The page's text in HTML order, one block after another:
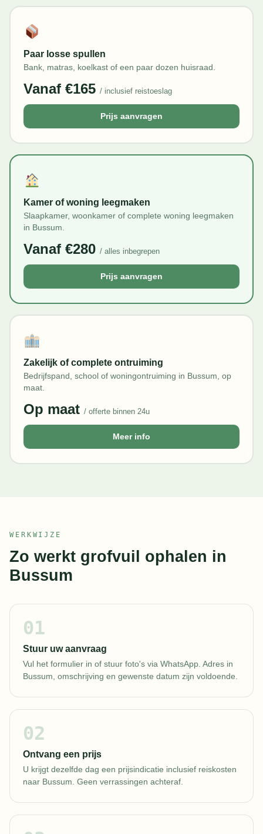
Paar losse spullen
Bank, matras, koelkast of een paar dozen huisraad.
Vanaf €165 / inclusief reistoeslag
Prijs aanvragen
Kamer of woning leegmaken
Slaapkamer, woonkamer of complete woning leegmaken
in Bussum.
Vanaf €280 / alles inbegrepen
Prijs aanvragen
Zakelijk of complete ontruiming
Bedrijfspand, school of woningontruiming in Bussum, op
maat.
Op maat / offerte binnen 24u
Meer info
WERKWIJZE
Zo werkt grofvuil ophalen in
Bussum
01
Stuur uw aanvraag
Vul het formulier in of stuur foto's via WhatsApp. Adres in
Bussum, omschrijving en gewenste datum zijn voldoende.
02
Ontvang een prijs
U krijgt dezelfde dag een prijsindicatie inclusief reiskosten
naar Bussum. Geen verrassingen achteraf.